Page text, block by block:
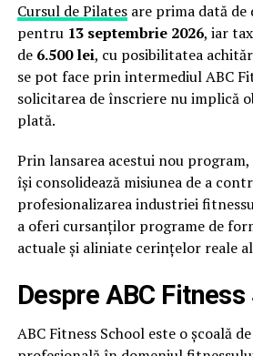
Cursul de Pilatesare prima dată de
pentru 13 septembrie 2026, iar
de 6.500 lei, cu posibilitatea
se pot face prin intermediul ABC
solicitarea de înscriere nu implică
plată.
Prin lansarea acestui nou program,
își consolidează misiunea de a
profesionalizarea industriei
a oferi cursanților programe de
actuale și aliniate cerințelor reale
Despre ABC Fitness
ABC Fitness School este o școală